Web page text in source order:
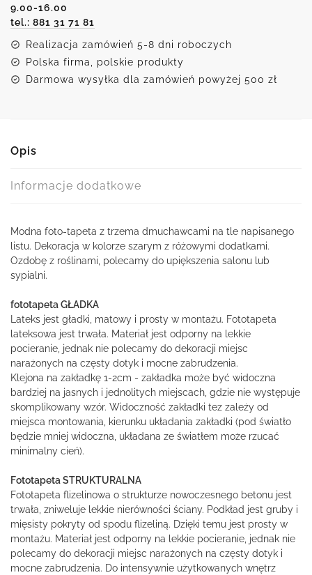
9.00-16.00
tel.: 881 31 71 81
Realizacja zamówień 5-8 dni roboczych
Polska firma, polskie produkty
Darmowa wysyłka dla zamówień powyżej 500 zł
Opis
Informacje dodatkowe
Modna foto-tapeta z trzema dmuchawcami na tle napisanego
listu. Dekoracja w kolorze szarym z różowymi dodatkami.
Ozdobę z roślinami, polecamy do upiększenia salonu lub
sypialni.
fototapeta GŁADKA
Lateks jest gładki, matowy i prosty w montażu. Fototapeta
lateksowa jest trwała. Materiał jest odporny na lekkie
pocieranie, jednak nie polecamy do dekoracji miejsc
narażonych na częsty dotyk i mocne zabrudzenia.
Klejona na zakładkę 1-2cm - zakładka może być widoczna
bardziej na jasnych i jednolitych miejscach, gdzie nie występuje
skomplikowany wzór. Widoczność zakładki tez zależy od
miejsca montowania, kierunku układania zakładki (pod światło
będzie mniej widoczna, układana ze światłem może rzucać
minimalny cień).
Fototapeta STRUKTURALNA
Fototapeta flizelinowa o strukturze nowoczesnego betonu jest
trwała, zniweluje lekkie nierówności ściany. Podkład jest gruby i
mięsisty pokryty od spodu flizeliną. Dzięki temu jest prosty w
montażu. Materiał jest odporny na lekkie pocieranie, jednak nie
polecamy do dekoracji miejsc narażonych na częsty dotyk i
mocne zabrudzenia. Do intensywnie użytkowanych wnętrz